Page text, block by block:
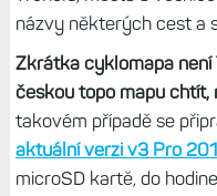
názvy některých cest a
Zkrátka cyklomapa není
českou topo mapu chtít,
takovém případě se
aktuální verzi v3 Pro
microSD kartě, do